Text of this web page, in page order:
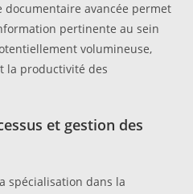
documentaire avancée permet
pertinente au sein
volumineuse,
la productivité des
et gestion des
spécialisation dans la